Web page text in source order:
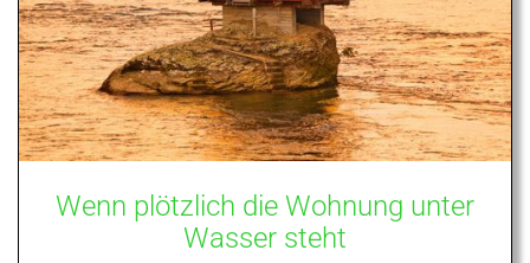
Wenn plötzlich die Wohnung unter
Wasser steht